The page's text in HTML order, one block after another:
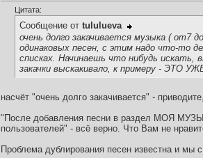
Цитата:
Сообщение от tululueva
очень долго закачивается музыка ( от7
одинаковых песен, с этим надо что-то
списках. Начинаешь что нибудь искать,
закачки выскакивало, к примеру - ЭТО
насчёт "очень долго закачивается" -
"После добавления песни в раздел МОЯ
пользователей" - всё верно. Что Вам не
Проблема дублирования песен известна и мы